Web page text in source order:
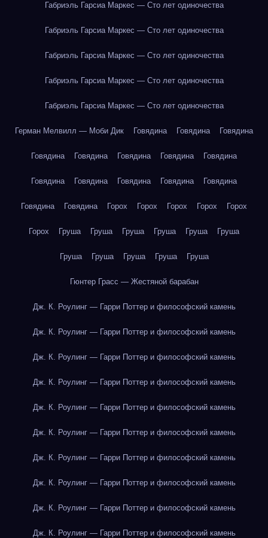
Габриэль Гарсиа Маркес — Сто лет одиночества
Габриэль Гарсиа Маркес — Сто лет одиночества
Габриэль Гарсиа Маркес — Сто лет одиночества
Габриэль Гарсиа Маркес — Сто лет одиночества
Габриэль Гарсиа Маркес — Сто лет одиночества
Герман Мелвилл — Моби Дик Говядина Говядина Говядина
Говядина Говядина Говядина Говядина Говядина
Говядина Говядина Говядина Говядина Говядина
Говядина Говядина Горох Горох Горох Горох Горох
Горох Груша Груша Груша Груша Груша Груша
Груша Груша Груша Груша Груша
Гюнтер Грасс — Жестяной барабан
Дж. К. Роулинг — Гарри Поттер и философский камень
Дж. К. Роулинг — Гарри Поттер и философский камень
Дж. К. Роулинг — Гарри Поттер и философский камень
Дж. К. Роулинг — Гарри Поттер и философский камень
Дж. К. Роулинг — Гарри Поттер и философский камень
Дж. К. Роулинг — Гарри Поттер и философский камень
Дж. К. Роулинг — Гарри Поттер и философский камень
Дж. К. Роулинг — Гарри Поттер и философский камень
Дж. К. Роулинг — Гарри Поттер и философский камень
Дж. К. Роулинг — Гарри Поттер и философский камень